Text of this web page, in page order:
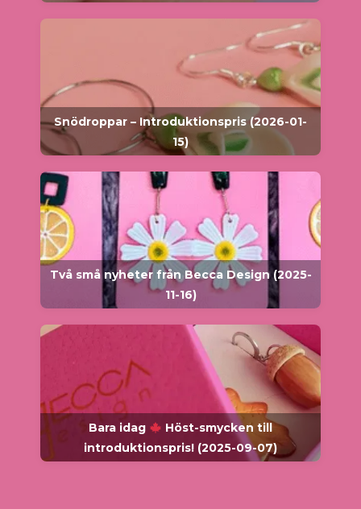
Snödroppar – Introduktionspris (2026-01-
15)
Två små nyheter från Becca Design (2025-
11-16)
Bara idag
Höst-smycken till
introduktionspris! (2025-09-07)